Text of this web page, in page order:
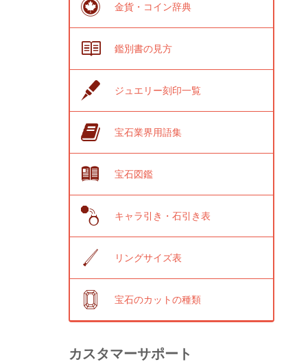
金貨・コイン辞典
鑑別書の見方
ジュエリー刻印一覧
宝石業界用語集
宝石図鑑
キャラ引き・石引き表
リングサイズ表
宝石のカットの種類
カスタマーサポート